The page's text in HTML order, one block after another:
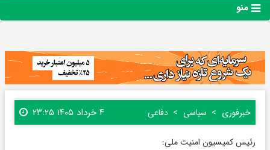
منو
خبرفوری سیاسی دفاعی ۴ خرداد ۱۴۰۵ ۲۳:۲۵
رئیس کمیسیون امنیت ملی: